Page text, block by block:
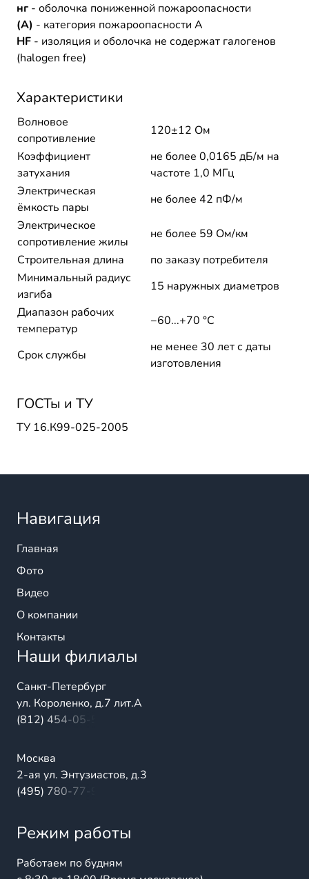
нг - оболочка пониженной пожароопасности
(A) - категория пожароопасности A
HF - изоляция и оболочка не содержат галогенов
(halogen free)
Характеристики
Волновое
сопротивление
120±12 Ом
Коэффициент
затухания
не более 0,0165 дБ/м на
частоте 1,0 МГц
Электрическая
ёмкость пары
не более 42 пФ/м
Электрическое
сопротивление жилы
не более 59 Ом/км
Строительная длина
по заказу потребителя
Минимальный радиус
изгиба
15 наружных диаметров
Диапазон рабочих
температур
−60...+70 °C
Срок службы
не менее 30 лет с даты
изготовления
ГОСТы и ТУ
ТУ 16.К99-025-2005
Навигация
Главная
Фото
Видео
О компании
Контакты
Наши филиалы
Санкт-Петербург
ул. Короленко, д.7 лит.А
(812) 454-05-54
Москва
2-ая ул. Энтузиастов, д.3
(495) 780-77-98
Режим работы
Работаем по будням